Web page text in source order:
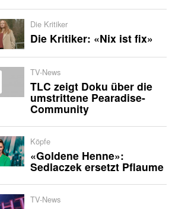
Die Kritiker
Die Kritiker: «Nix ist fix»
TV-News
TLC zeigt Doku über die
umstrittene Pearadise-
Community
Köpfe
«Goldene Henne»:
Sedlaczek ersetzt Pflaume
TV-News